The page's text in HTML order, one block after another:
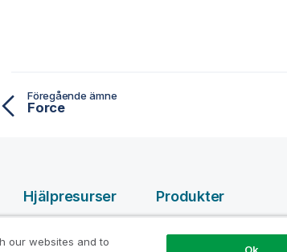
Föregående ämne
Force
Hjälpresurser
Qlik Developer
Produkter
INTEGRATION
our websites and to